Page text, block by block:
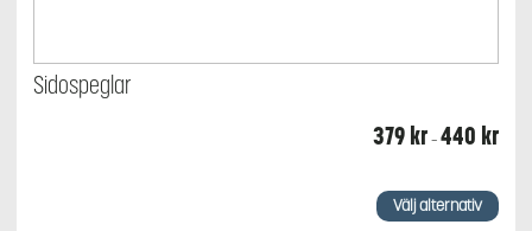
Sidospeglar
379kr–440 kr
Välj alternativ